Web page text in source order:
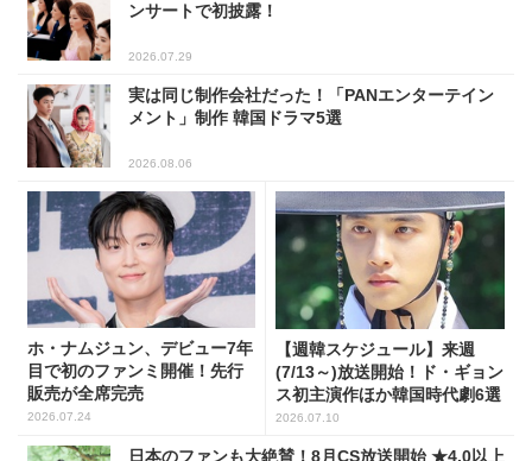
ンサートで初披露！
2026.07.29
実は同じ制作会社だった！「PANエンターテイン
メント」制作 韓国ドラマ5選
2026.08.06
ホ・ナムジュン、デビュー7年
目で初のファンミ開催！先行
販売が全席完売
2026.07.24
【週韓スケジュール】来週
(7/13～)放送開始！ド・ギョン
ス初主演作ほか韓国時代劇6選
2026.07.10
日本のファンも大絶賛！8月CS放送開始 ★4.0以上